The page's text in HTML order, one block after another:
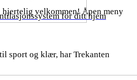
for ditt hjem
velkommen! Åpen meny
sport og klær, har Trekanten